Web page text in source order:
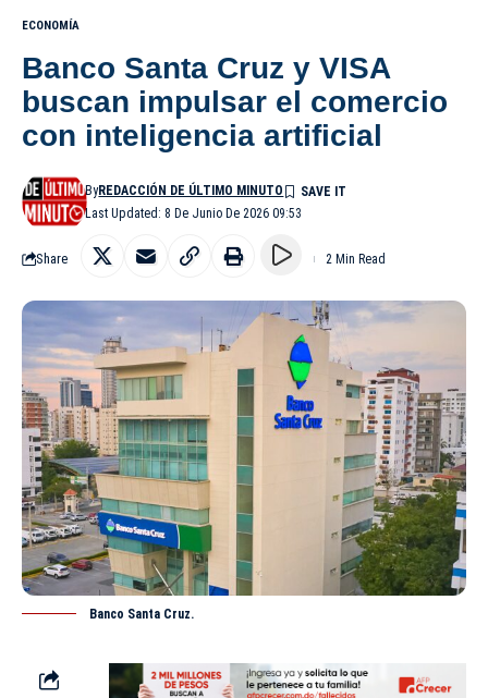
ECONOMÍA
Banco Santa Cruz y VISA
buscan impulsar el comercio
con inteligencia artificial
Last Updated: 8 De Junio De 2026 09:53
ByREDACCIÓN DE ÚLTIMO MINUTO
Share 2 Min Read
Banco Santa Cruz.